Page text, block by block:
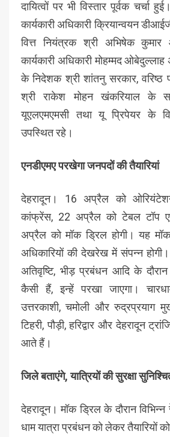
दायित्वों पर भी विस्तार पूर्वक
कार्यकारी अधिकारी क्रियान्वयन
वित्त नियंत्रक श्री अभिषेक
कार्यकारी अधिकारी मोहम्मद
के निदेशक श्री शांतनु सरकार, वरिष्ठ
श्री राकेश मोहन खंकरियाल के
यूएलएमएमसी तथा यू प्रिपेयर के
उपस्थित रहे।
एनडीएमए परखेगा जनपदों की तैयारियां
देहरादून। 16 अप्रैल को
कांफ्रेंस, 22 अप्रैल को टेबल टॉप
अप्रैल को मॉक ड्रिल होगी। यह
अधिकारियों की देखरेख में संपन्न
अतिवृष्टि, भीड़ प्रबंधन आदि के दौरान
कैसी हैं, इन्हें परखा जाएगा।
उत्तरकाशी, चमोली और रुद्रप्रयाग
टिहरी, पौड़ी, हरिद्वार और देहरादून
आते हैं।
जिले बताएंगे, यात्रियों की सुरक्षा
देहरादून। मॉक ड्रिल के दौरान विभिन्न
धाम यात्रा प्रबंधन को लेकर तैयारियों